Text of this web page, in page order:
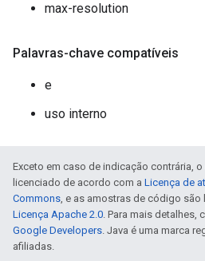
max-resolution
Palavras-chave compatíveis
e
uso interno
Exceto em caso de indicação contrária,
licenciado de acordo com a Licença de
Commons, e as amostras de código
Licença Apache 2.0. Para mais detalhes,
Google Developers. Java é uma marca
afiliadas.